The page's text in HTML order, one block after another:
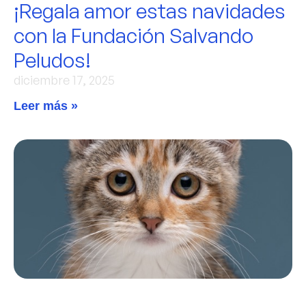
¡Regala amor estas navidades
con la Fundación Salvando
Peludos!
diciembre 17, 2025
Leer más »